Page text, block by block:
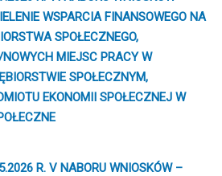
WSPARCIA FINANSOWEGO NA
SPOŁECZNEGO,
MIEJSC PRACY W
SPOŁECZNYM,
EKONOMII SPOŁECZNEJ W
R. V NABORU WNIOSKÓW –